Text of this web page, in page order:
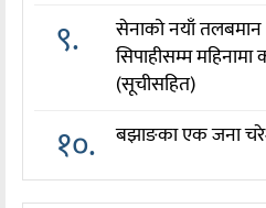
९.
सेनाको नयाँ तलबमान
सिपाहीसम्म
(सूचीसहित)
१०. बझाङका एक जना